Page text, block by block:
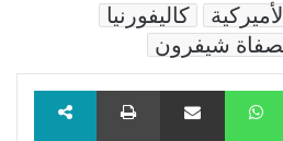
كاليفورنيا
شيفرون
WhatsAppمشاركة عبر البريد طباعة